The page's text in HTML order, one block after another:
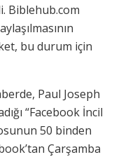
Biblehub.com
bu durum için
Paul Joseph
“Facebook İncil
50 binden
Çarşamba